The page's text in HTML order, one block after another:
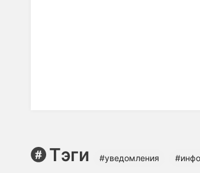
Тэги #уведомления